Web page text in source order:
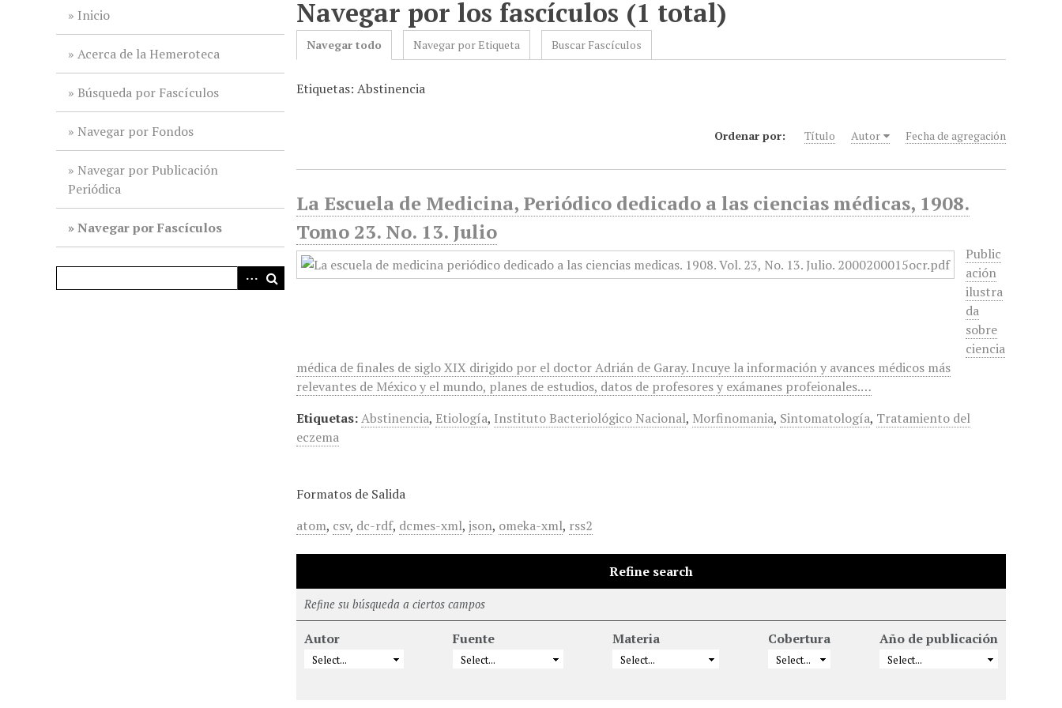
Inicio
Acerca de la Hemeroteca
Búsqueda por Fascículos
Navegar por Fondos
Navegar por Publicación
Periódica
Navegar por Fascículos
Navegar por los fascículos (1 total)
Navegar todo Navegar por Etiqueta Buscar Fascículos
Etiquetas: Abstinencia
Ordenar por: Título Autor Fecha de agregación
La Escuela de Medicina, Periódico dedicado a las ciencias médicas, 1908.
Tomo 23. No. 13. Julio
Public
ación
ilustra
da
sobre
ciencia
médica de finales de siglo XIX dirigido por el doctor Adrián de Garay. Incuye la información y avances médicos más
relevantes de México y el mundo, planes de estudios, datos de profesores y exámanes profeionales.…
Etiquetas:Abstinencia, Etiología, Instituto Bacteriológico Nacional, Morfinomania, Sintomatología, Tratamiento del
eczema
Formatos de Salida
atom, csv, dc-rdf, dcmes-xml,json, omeka-xml, rss2
Refine search
Refine su búsqueda a ciertos campos
Autor Fuente Materia Cobertura Año de publicación